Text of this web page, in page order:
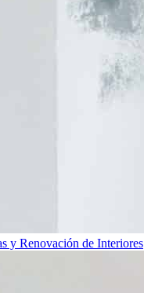
y Renovación de Interiores